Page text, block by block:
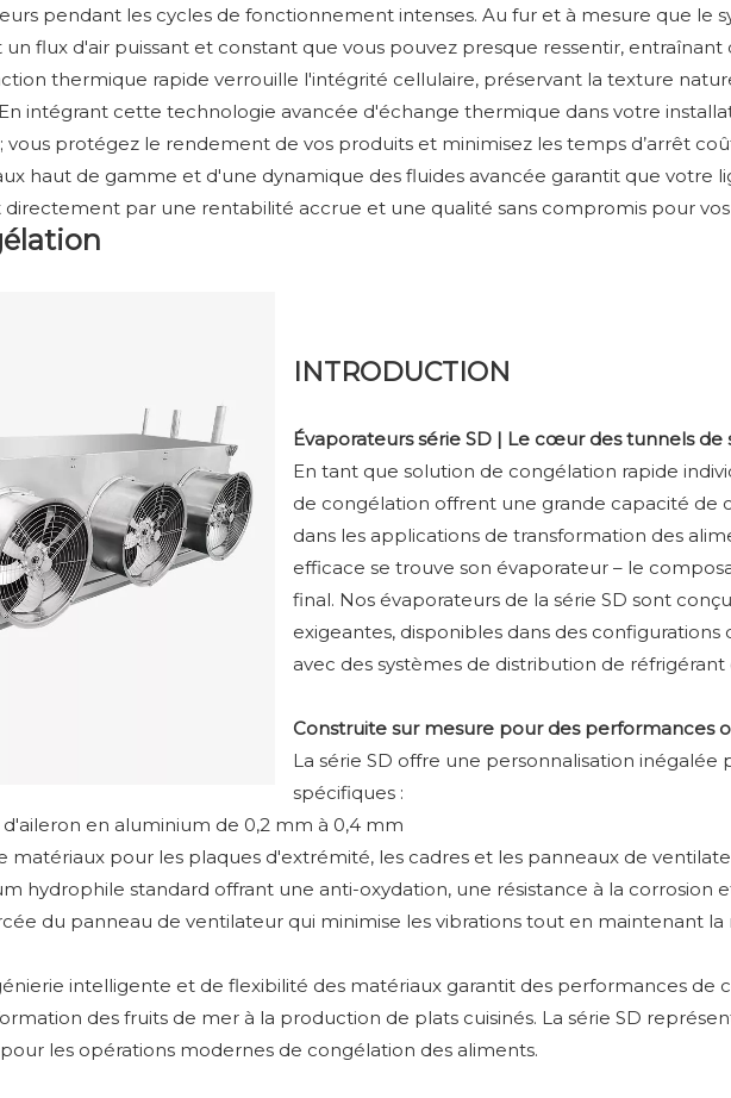
pendant les cycles de fonctionnement intenses. Au fur et à mesure que le
flux d'air puissant et constant que vous pouvez presque ressentir,
thermique rapide verrouille l'intégrité cellulaire, préservant la texture
intégrant cette technologie avancée d'échange thermique dans votre
protégez le rendement de vos produits et minimisez les temps d’arrêt
haut de gamme et d'une dynamique des fluides avancée garantit que votre
directement par une rentabilité accrue et une qualité sans compromis pour
INTRODUCTION
Évaporateurs série SD | Le cœur des tunnels
En tant que solution de congélation rapide
de congélation offrent une grande capacité
dans les applications de transformation des
efficace se trouve son évaporateur – le
final. Nos évaporateurs de la série SD sont
exigeantes, disponibles dans des
avec des systèmes de distribution de
Construite sur mesure pour des performances
La série SD offre une personnalisation
spécifiques :
en aluminium de 0,2 mm à 0,4 mm
pour les plaques d'extrémité, les cadres et les panneaux de
hydrophile standard offrant une anti-oxydation, une résistance à la corrosion
du panneau de ventilateur qui minimise les vibrations tout en maintenant la
intelligente et de flexibilité des matériaux garantit des performances de
des fruits de mer à la production de plats cuisinés. La série SD
les opérations modernes de congélation des aliments.